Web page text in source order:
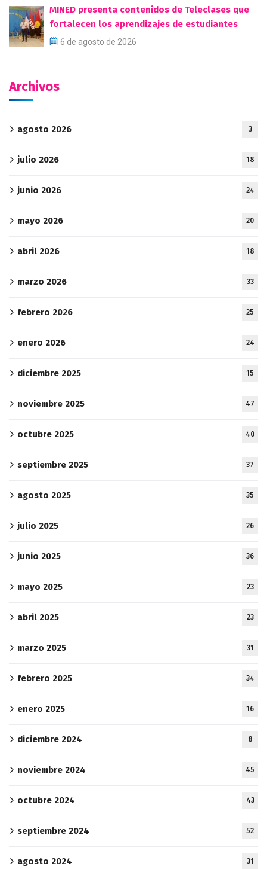
MINED presenta contenidos de Teleclases que
fortalecen los aprendizajes de estudiantes
6 de agosto de 2026
Archivos
agosto 2026 3
julio 2026 18
junio 2026 24
mayo 2026 20
abril 2026 18
marzo 2026 33
febrero 2026 25
enero 2026 24
diciembre 2025 15
noviembre 2025 47
octubre 2025 40
septiembre 2025 37
agosto 2025 35
julio 2025 26
junio 2025 36
mayo 2025 23
abril 2025 23
marzo 2025 31
febrero 2025 34
enero 2025 16
diciembre 2024 8
noviembre 2024 45
octubre 2024 43
septiembre 2024 52
agosto 2024 31